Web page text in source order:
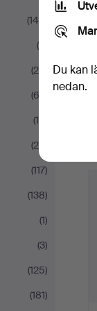
(149)
(9)
(28)
(62)
(16)
(20)
(117)
(138)
(1)
(3)
(125)
(181)
Du kan
nedan.